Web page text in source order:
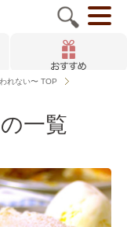
れない〜 TOP
一覧